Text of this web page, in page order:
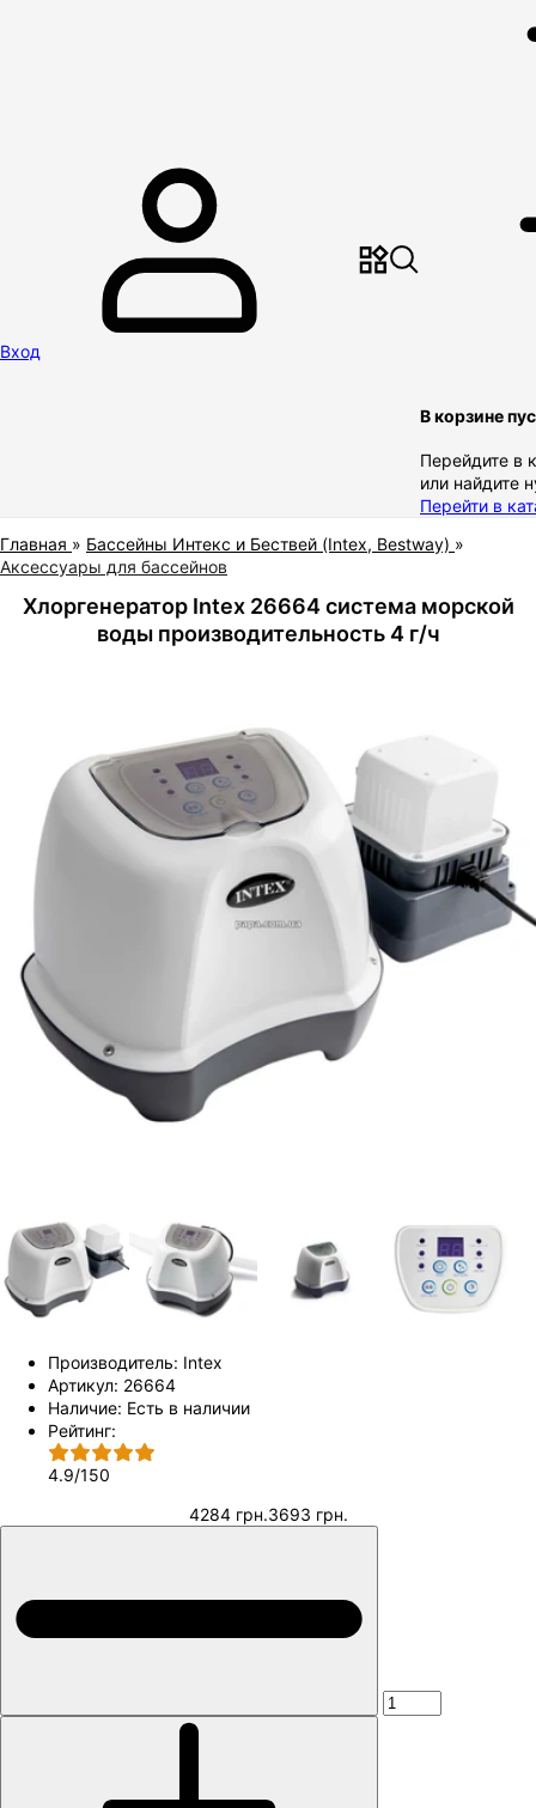
Вход
В корзине
Перейдите в
или найдите
Перейти в
Главная » Бассейны Интекс и Бествей (Intex, Bestway) »
Аксессуары для бассейнов
Хлоргенератор Intex 26664 система морской
воды производительность 4 г/ч
Производитель: Intex
Артикул: 26664
Наличие: Есть в наличии
Рейтинг:
4.9/150
4284 грн.3693 грн.